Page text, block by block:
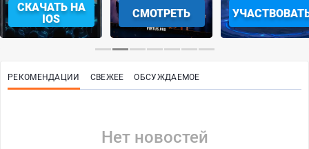
СКАЧАТЬ НА
IOS
СМОТРЕТЬ
РЕКОМЕНДАЦИИ СВЕЖЕЕ ОБСУЖДАЕМОЕ
Нет новостей